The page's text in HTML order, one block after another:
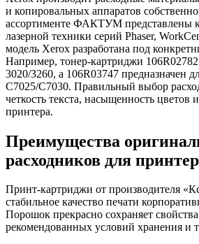
и копировальных аппаратов
ассортименте ФАКТУМ представлены
лазерной техники серий Phaser,
модель Xerox разработана под
Например, тонер-картриджи 106R02782
3020/3260, а 106R03747 предназначен
C7025/C7030. Правильный выбор
четкость текста, насыщенность цветов
принтера.
Преимущества
расходников для
Принт-картриджи от производителя
стабильное качество печати
Порошок прекрасно сохраняет
рекомендованных условий хранения и